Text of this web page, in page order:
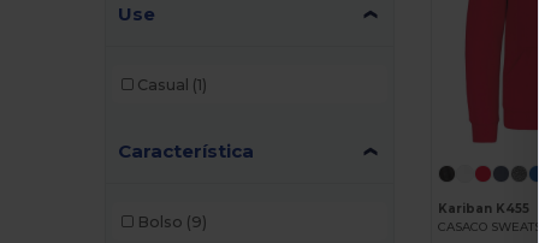
Use
Casual (1)
Característica
Bolso (9)
Kariban K455